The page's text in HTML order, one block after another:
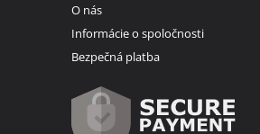
O nás
Informácie o spoločnosti
Bezpečná platba